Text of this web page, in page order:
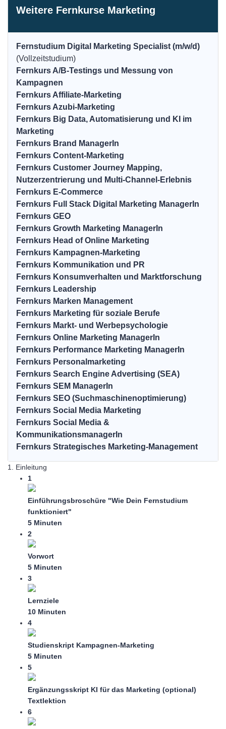
Weitere Fernkurse Marketing
Fernstudium Digital Marketing Specialist (m/w/d)
(Vollzeitstudium)
Fernkurs A/B-Testings und Messung von
Kampagnen
Fernkurs Affiliate-Marketing
Fernkurs Azubi-Marketing
Fernkurs Big Data, Automatisierung und KI im
Marketing
Fernkurs Brand ManagerIn
Fernkurs Content-Marketing
Fernkurs Customer Journey Mapping,
Nutzerzentrierung und Multi-Channel-Erlebnis
Fernkurs E-Commerce
Fernkurs Full Stack Digital Marketing ManagerIn
Fernkurs GEO
Fernkurs Growth Marketing ManagerIn
Fernkurs Head of Online Marketing
Fernkurs Kampagnen-Marketing
Fernkurs Kommunikation und PR
Fernkurs Konsumverhalten und Marktforschung
Fernkurs Leadership
Fernkurs Marken Management
Fernkurs Marketing für soziale Berufe
Fernkurs Markt- und Werbepsychologie
Fernkurs Online Marketing ManagerIn
Fernkurs Performance Marketing ManagerIn
Fernkurs Personalmarketing
Fernkurs Search Engine Advertising (SEA)
Fernkurs SEM ManagerIn
Fernkurs SEO (Suchmaschinenoptimierung)
Fernkurs Social Media Marketing
Fernkurs Social Media &
KommunikationsmanagerIn
Fernkurs Strategisches Marketing-Management
1. Einleitung
1
Einführungsbroschüre "Wie Dein Fernstudium
funktioniert"
5 Minuten
2
Vorwort
5 Minuten
3
Lernziele
10 Minuten
4
Studienskript Kampagnen-Marketing
5 Minuten
5
Ergänzungsskript KI für das Marketing (optional)
Textlektion
6